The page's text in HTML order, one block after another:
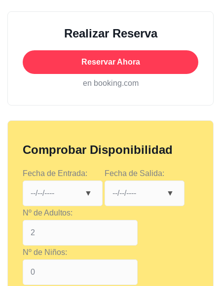
Realizar Reserva
Reservar Ahora
en booking.com
Comprobar Disponibilidad
Fecha de Entrada: Fecha de Salida:
Nº de Adultos:
Nº de Niños: